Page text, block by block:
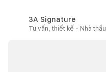
3A Signature
Tư vấn, thiết kế - Nhà thầu